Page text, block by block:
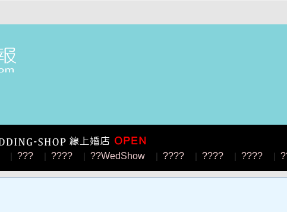
| ??? | ???? | ??WedShow | ???? | ???? | ???? |